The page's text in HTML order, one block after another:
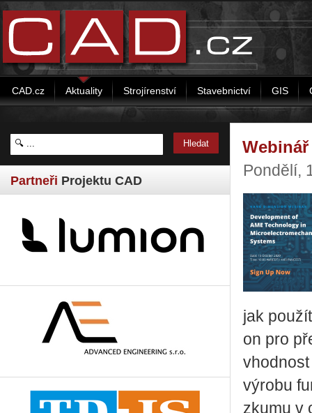
CAD.cz Aktuality Strojírenství Stavebnictví GIS
Partneři Projektu CAD
Pondělí,
jak
on pro
vý­ro­bu
zku­mu v